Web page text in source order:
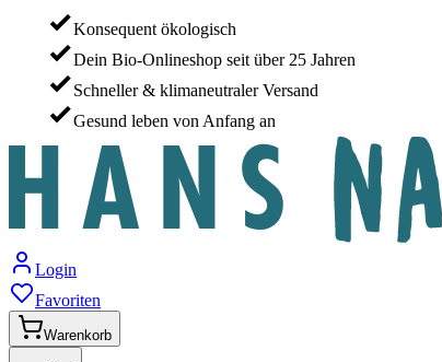
Konsequent ökologisch
Dein Bio-Onlineshop seit über 25 Jahren
Schneller & klimaneutraler Versand
Gesund leben von Anfang an
Login
Favoriten
Warenkorb